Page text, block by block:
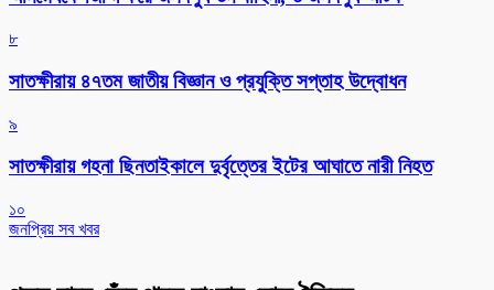
৮
সাতক্ষীরায় ৪৭তম জাতীয় বিজ্ঞান ও প্রযুক্তি সপ্তাহ উদ্বোধন
৯
সাতক্ষীরায় গহনা ছিনতাইকালে দুর্বৃত্তের ইটের আঘাতে নারী নিহত
১০
জনপ্রিয় সব খবর